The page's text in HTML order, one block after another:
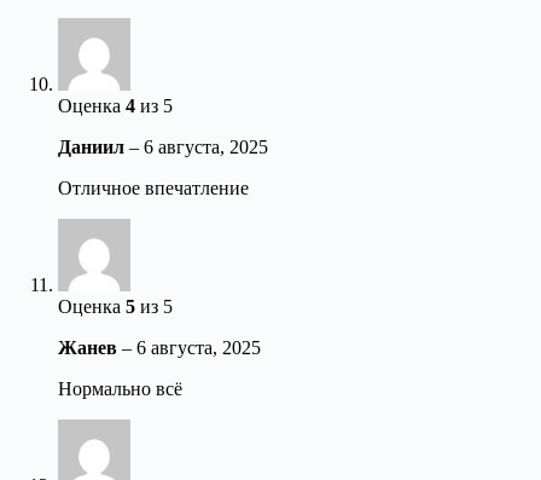
Оценка 4 из 5
Даниил – 6 августа, 2025
Отличное впечатление
Оценка 5 из 5
Жанев – 6 августа, 2025
Нормально всё